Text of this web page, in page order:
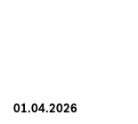
01.04.2026